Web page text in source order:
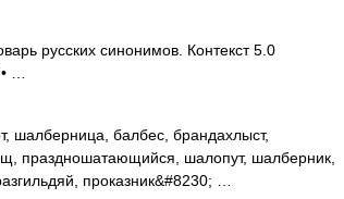
русских синонимов. Контекст 5.0
…
шалберница, балбес, брандахлыст,
праздношатающийся, шалопут, шалберник,
проказник&#8230; …